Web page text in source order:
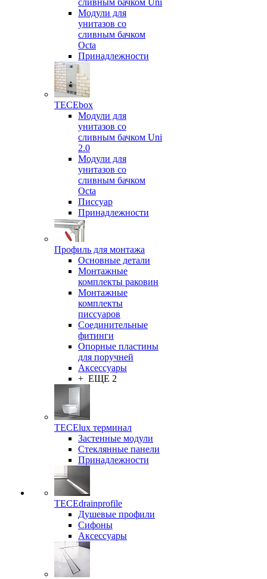
сливным бачком Uni
Модули для
унитазов со
сливным бачком
Octa
Принадлежности
TECEbox
Модули для
унитазов со
сливным бачком Uni
2.0
Модули для
унитазов со
сливным бачком
Octa
Писсуар
Принадлежности
Профиль для монтажа
Основные детали
Монтажные
комплекты раковин
Монтажные
комплекты
писсуаров
Соединительные
фитинги
Опорные пластины
для поручней
Аксессуары
+ ЕЩЕ 2
TECElux терминал
Застенные модули
Стеклянные панели
Принадлежности
TECEdrainprofile
Душевые профили
Сифоны
Аксессуары